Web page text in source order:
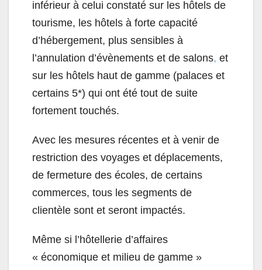
inférieur à celui constaté sur les hôtels de
tourisme, les hôtels à forte capacité
d’hébergement, plus sensibles à
l’annulation d’évènements et de salons, et
sur les hôtels haut de gamme (palaces et
certains 5*) qui ont été tout de suite
fortement touchés.
Avec les mesures récentes et à venir de
restriction des voyages et déplacements,
de fermeture des écoles, de certains
commerces, tous les segments de
clientèle sont et seront impactés.
Même si l’hôtellerie d’affaires
« économique et milieu de gamme »